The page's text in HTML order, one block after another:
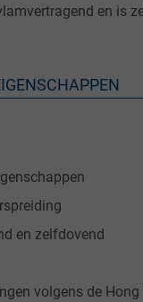
en is
en zelfdovend
volgens de